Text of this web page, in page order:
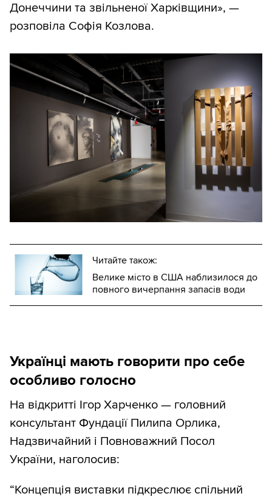
Донеччини та звільненої Харківщини», —
розповіла Софія Козлова.
Читайте також:
Велике місто в США наблизилося до
повного вичерпання запасів води
Українці мають говорити про себе
особливо голосно
На відкритті Ігор Харченко — головний
консультант Фундації Пилипа Орлика,
Надзвичайний і Повноважний Посол
України, наголосив:
“Концепція виставки підкреслює спільний